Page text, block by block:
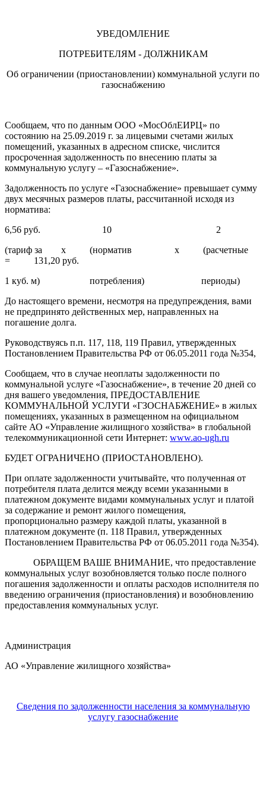
УВЕДОМЛЕНИЕ
ПОТРЕБИТЕЛЯМ - ДОЛЖНИКАМ
Об ограничении (приостановлении) коммунальной услуги по
газоснабжению
Сообщаем, что по данным ООО «МосОблЕИРЦ» по
состоянию на 25.09.2019 г. за лицевыми счетами жилых
помещений, указанных в адресном списке, числится
просроченная задолженность по внесению платы за
коммунальную услугу – «Газоснабжение».
Задолженность по услуге «Газоснабжение» превышает сумму
двух месячных размеров платы, рассчитанной исходя из
норматива:
6,56 руб. 10 2
(тариф за х (норматив х (расчетные
= 131,20 руб.
1 куб. м) потребления) периоды)
До настоящего времени, несмотря на предупреждения, вами
не предпринято действенных мер, направленных на
погашение долга.
Руководствуясь п.п. 117, 118, 119 Правил, утвержденных
Постановлением Правительства РФ от 06.05.2011 года №354,
Сообщаем, что в случае неоплаты задолженности по
коммунальной услуге «Газоснабжение», в течение 20 дней со
дня вашего уведомления, ПРЕДОСТАВЛЕНИЕ
КОММУНАЛЬНОЙ УСЛУГИ «ГЗОСНАБЖЕНИЕ» в жилых
помещениях, указанных в размещенном на официальном
сайте АО «Управление жилищного хозяйства» в глобальной
телекоммуникационной сети Интернет: www.ao-ugh.ru
БУДЕТ ОГРАНИЧЕНО (ПРИОСТАНОВЛЕНО).
При оплате задолженности учитывайте, что полученная от
потребителя плата делится между всеми указанными в
платежном документе видами коммунальных услуг и платой
за содержание и ремонт жилого помещения,
пропорционально размеру каждой платы, указанной в
платежном документе (п. 118 Правил, утвержденных
Постановлением Правительства РФ от 06.05.2011 года №354).
ОБРАЩЕМ ВАШЕ ВНИМАНИЕ, что предоставление
коммунальных услуг возобновляется только после полного
погашения задолженности и оплаты расходов исполнителя по
введению ограничения (приостановления) и возобновлению
предоставления коммунальных услуг.
Администрация
АО «Управление жилищного хозяйства»
Сведения по задолженности населения за коммунальную
услугу газоснабжение